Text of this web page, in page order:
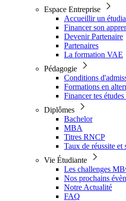
Espace Entreprise
Accueillir un
Financer son
Devenir Partenaire
Partenaires
La formation VAE
Pédagogie
Conditions
Formations en
Financer tes
Diplômes
Bachelor
MBA
Titres RNCP
Taux de réussite et
Vie Étudiante
Les challenges
Nos prochains
Notre Actualité
FAQ